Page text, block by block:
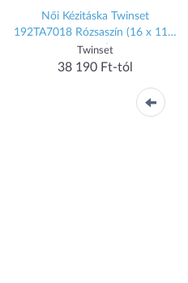
Női Kézitáska Twinset
192TA7018 Rózsaszín (16 x 11 x
7 cm)
Twinset
38 190 Ft-tól